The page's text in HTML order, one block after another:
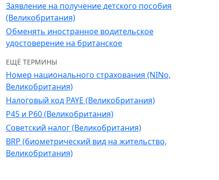
Заявление на получение детского пособия
(Великобритания)
Обменять иностранное водительское
удостоверение на британское
ЕЩЁ ТЕРМИНЫ
Номер национального страхования (NINo,
Великобритания)
Налоговый код PAYE (Великобритания)
P45 и P60 (Великобритания)
Советский налог (Великобритания)
BRP (биометрический вид на жительство,
Великобритания)